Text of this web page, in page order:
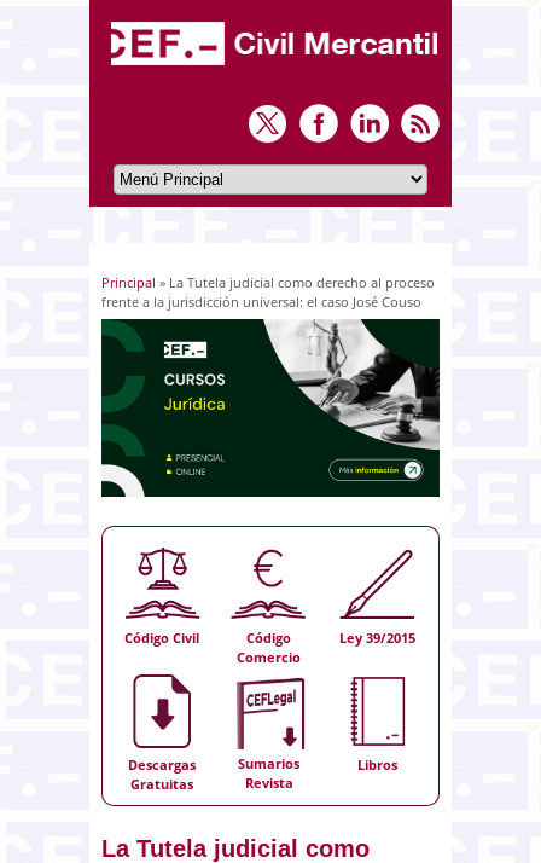
Usted está aquí
Principal » La Tutela judicial como derecho al proceso
frente a la jurisdicción universal: el caso José Couso
Código Civil
Código
Comercio
Ley 39/2015
Descargas
Gratuitas
Sumarios
Revista
Libros
La Tutela judicial como